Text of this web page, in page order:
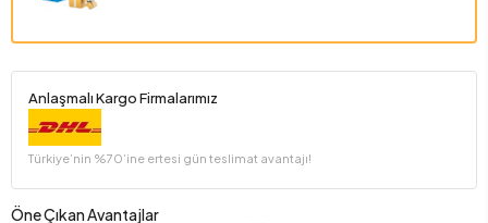
Anlaşmalı Kargo Firmalarımız
Türkiye’nin %70’ine ertesi gün teslimat avantajı!
Öne Çıkan Avantajlar